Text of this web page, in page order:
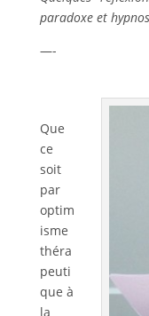
paradoxe et
—-
Que
ce
soit
par
optim
isme
théra
peuti
que à
la